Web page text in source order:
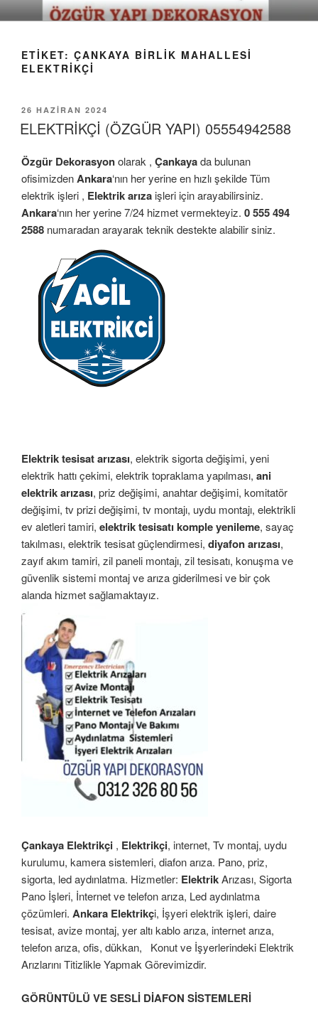
İçeriğe
geç
ETIKET: ÇANKAYA BIRLIK MAHALLESI
ELEKTRIKÇI
YAYIM
TARIHI
26 HAZIRAN 2024
ELEKTRİKÇİ (ÖZGÜR YAPI) 05554942588
Özgür Dekorasyonolarak , Çankayada bulunan
ofisimizdenAnkara‘nın her yerine en hızlı şekilde Tüm
elektrik işleri , Elektrik arıza işleri için arayabilirsiniz.
Ankara‘nın her yerine 7/24 hizmet vermekteyiz. 0 555 494
2588 numaradan arayarak teknik destekte alabilir siniz.
Elektrik tesisat arızası, elektrik sigorta değişimi, yeni
elektrik hattı çekimi, elektrik topraklama yapılması, ani
elektrik arızası, priz değişimi, anahtar değişimi, komitatör
değişimi, tv prizi değişimi, tv montajı, uydu montajı, elektrikli
ev aletleri tamiri, elektrik tesisatı komple yenileme, sayaç
takılması, elektrik tesisat güçlendirmesi, diyafon arızası,
zayıf akım tamiri, zil paneli montajı, zil tesisatı, konuşma ve
güvenlik sistemi montaj ve arıza giderilmesi ve bir çok
alanda hizmet sağlamaktayız.
Çankaya Elektrikçi , Elektrikçi, internet, Tv montaj, uydu
kurulumu, kamera sistemleri, diafon arıza. Pano, priz,
sigorta, led aydınlatma. Hizmetler: ElektrikArızası, Sigorta
Pano İşleri, İnternet ve telefon arıza, Led aydınlatma
çözümleri. Ankara Elektrikçi, İşyeri elektrik işleri, daire
tesisat, avize montaj, yer altı kablo arıza, internet arıza,
telefon arıza, ofis, dükkan,
Konut ve İşyerlerindeki Elektrik
Arızlarını Titizlikle Yapmak Görevimizdir.
GÖRÜNTÜLÜ VE SESLİ DİAFON SİSTEMLERİ